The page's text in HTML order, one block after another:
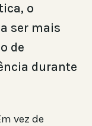
o
ser mais
de
durante
vez de